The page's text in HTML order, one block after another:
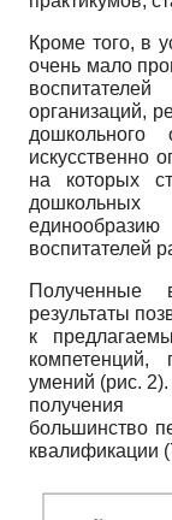
Кроме того, в
очень мало
организаций,
дошкольного
искусственно
на которых
воспитателей
Полученные
результаты
к
умений (рис.
получения
большинство
квалификации